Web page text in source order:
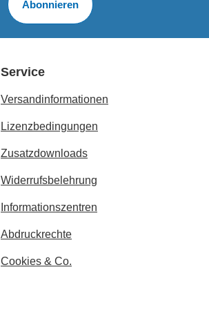
Abonnieren
Service
Versandinformationen
Lizenzbedingungen
Zusatzdownloads
Widerrufsbelehrung
Informationszentren
Abdruckrechte
Cookies & Co.